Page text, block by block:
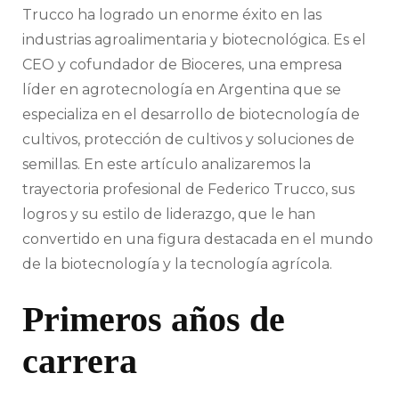
Trucco ha logrado un enorme éxito en las
industrias agroalimentaria y biotecnológica. Es el
CEO y cofundador de Bioceres, una empresa
líder en agrotecnología en Argentina que se
especializa en el desarrollo de biotecnología de
cultivos, protección de cultivos y soluciones de
semillas. En este artículo analizaremos la
trayectoria profesional de Federico Trucco, sus
logros y su estilo de liderazgo, que le han
convertido en una figura destacada en el mundo
de la biotecnología y la tecnología agrícola.
Primeros años de
carrera